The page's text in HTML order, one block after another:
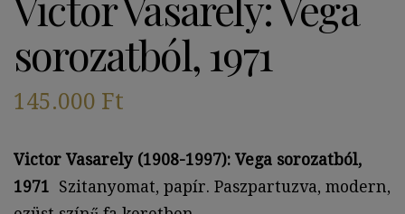
sorozatból, 1971
145.000 Ft
Victor Vasarely (1908-1997): Vega sorozatból,
1971 Szitanyomat, papír. Paszpartuzva, modern,